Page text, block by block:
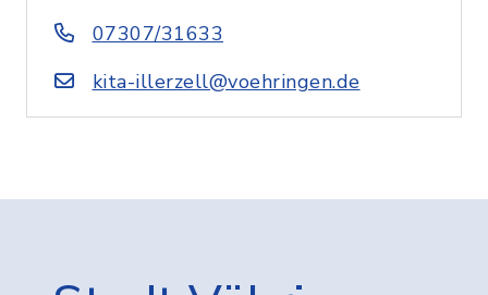
07307/31633
kita-illerzell@voehringen.de